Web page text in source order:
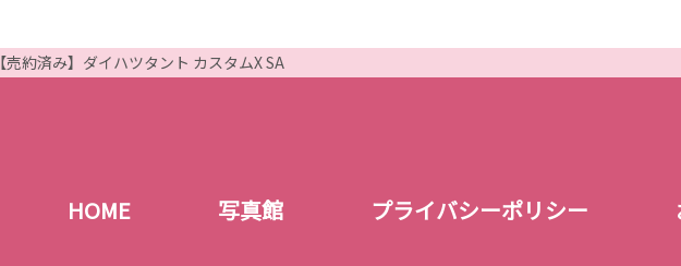
【売約済み】ダイハツタント カスタムX SA
HOME 写真館 プライバシーポリシー